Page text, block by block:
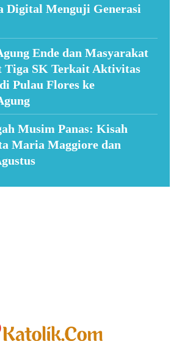
Digital Menguji Generasi
Ende dan Masyarakat
Tiga SK Terkait Aktivitas
Pulau Flores ke
Musim Panas: Kisah
Maria Maggiore dan